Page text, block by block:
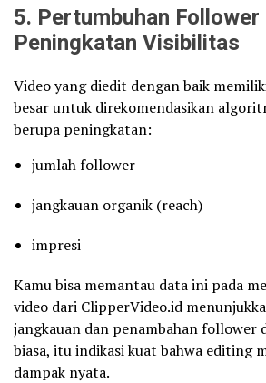
5. Pertumbuhan Follower
Peningkatan Visibilitas
Video yang diedit dengan baik
besar untuk direkomendasikan
berupa peningkatan:
jumlah follower
jangkauan organik (reach)
impresi
Kamu bisa memantau data ini pada
video dari ClipperVideo.id
jangkauan dan penambahan follower
biasa, itu indikasi kuat bahwa editing
dampak nyata.